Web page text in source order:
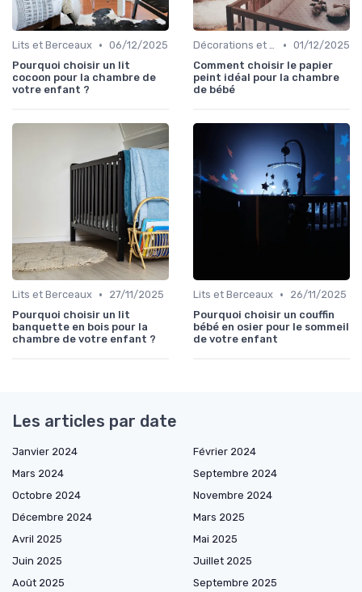
Lits et Berceaux • 06/12/2025
Pourquoi choisir un lit
cocoon pour la chambre de
votre enfant ?
Décorations et Accessoires de Chambre • 01/12/2025
Comment choisir le papier
peint idéal pour la chambre
de bébé
Lits et Berceaux •
27/11/2025
Pourquoi choisir un lit
banquette en bois pour la
chambre de votre enfant ?
Lits et Berceaux •
26/11/2025
Pourquoi choisir un couffin
bébé en osier pour le sommeil
de votre enfant
Les articles par date
Janvier 2024
Février 2024
Mars 2024
Septembre 2024
Octobre 2024
Novembre 2024
Décembre 2024
Mars 2025
Avril 2025
Mai 2025
Juin 2025
Juillet 2025
Août 2025
Septembre 2025